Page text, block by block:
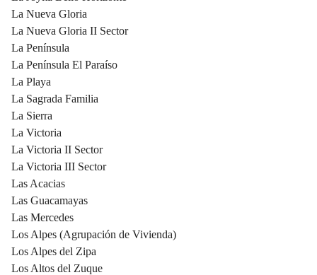
La Nueva Gloria
La Nueva Gloria II Sector
La Península
La Península El Paraíso
La Playa
La Sagrada Familia
La Sierra
La Victoria
La Victoria II Sector
La Victoria III Sector
Las Acacias
Las Guacamayas
Las Mercedes
Los Alpes (Agrupación de Vivienda)
Los Alpes del Zipa
Los Altos del Zuque